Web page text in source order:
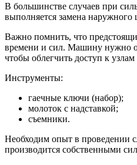
В большинстве случаев при
выполняется замена
Важно помнить, что
времени и сил. Машину нужно
чтобы облегчить доступ к
Инструменты:
гаечные ключи (набор);
молоток с надставкой;
съемники.
Необходим опыт в проведении
производится собственными